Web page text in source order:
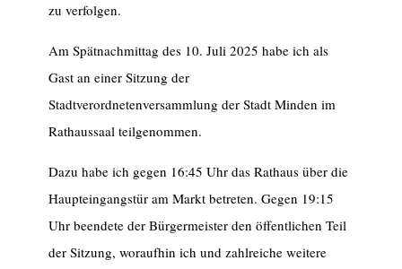
zu verfolgen.
Am Spätnachmittag des 10. Juli 2025 habe ich als
Gast an einer Sitzung der
Stadtverordnetenversammlung der Stadt Minden im
Rathaussaal teilgenommen.
Dazu habe ich gegen 16:45 Uhr das Rathaus über die
Haupteingangstür am Markt betreten. Gegen 19:15
Uhr beendete der Bürgermeister den öffentlichen Teil
der Sitzung, woraufhin ich und zahlreiche weitere